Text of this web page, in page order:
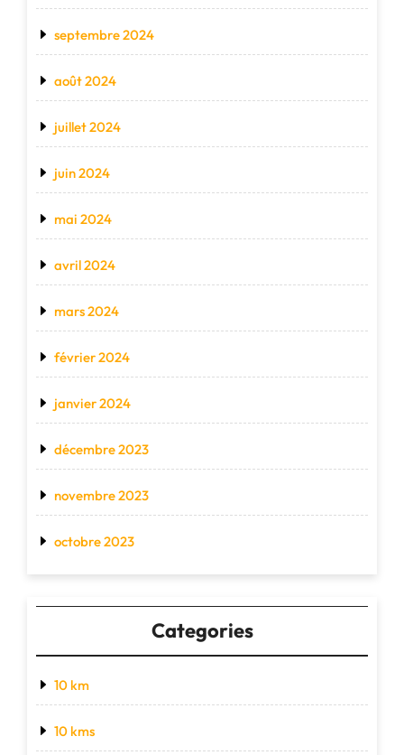
septembre 2024
août 2024
juillet 2024
juin 2024
mai 2024
avril 2024
mars 2024
février 2024
janvier 2024
décembre 2023
novembre 2023
octobre 2023
Categories
10 km
10 kms